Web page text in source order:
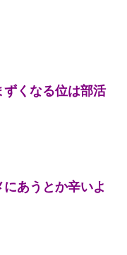
れたら許してあげる」
部屋くる？」ワイ「行
が判明したｗｗｗｗｗ
くなる位は部活
あうとか辛いよ